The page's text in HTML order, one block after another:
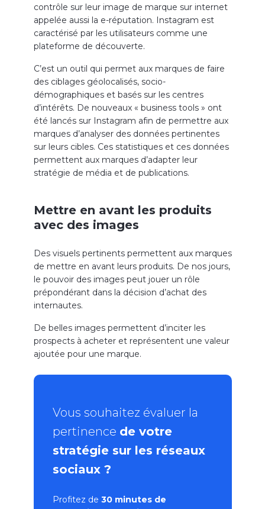
contrôle sur leur image de marque sur internet
appelée aussi la e-réputation. Instagram est
caractérisé par les utilisateurs comme une
plateforme de découverte.
C’est un outil qui permet aux marques de faire
des ciblages géolocalisés, socio-
démographiques et basés sur les centres
d’intérêts. De nouveaux « business tools » ont
été lancés sur Instagram afin de permettre aux
marques d’analyser des données pertinentes
sur leurs cibles. Ces statistiques et ces données
permettent aux marques d’adapter leur
stratégie de média et de publications.
Mettre en avant les produits
avec des images
Des visuels pertinents permettent aux marques
de mettre en avant leurs produits. De nos jours,
le pouvoir des images peut jouer un rôle
prépondérant dans la décision d’achat des
internautes.
De belles images permettent d’inciter les
prospects à acheter et représentent une valeur
ajoutée pour une marque.
Vous souhaitez évaluer la
pertinence de votre
stratégie sur les réseaux
sociaux ?
Profitez de 30 minutes de